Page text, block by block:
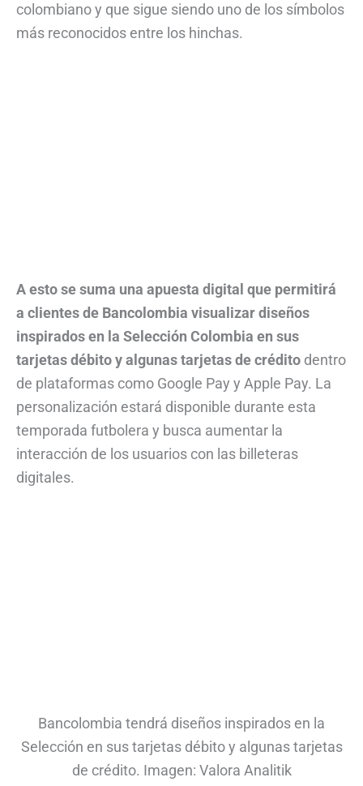
colombiano y que sigue siendo uno de los símbolos
más reconocidos entre los hinchas.
A esto se suma una apuesta digital que permitirá
a clientes de Bancolombia visualizar diseños
inspirados en la Selección Colombia en sus
tarjetas débito y algunas tarjetas de crédito dentro
de plataformas como Google Pay y Apple Pay. La
personalización estará disponible durante esta
temporada futbolera y busca aumentar la
interacción de los usuarios con las billeteras
digitales.
Bancolombia tendrá diseños inspirados en la
Selección en sus tarjetas débito y algunas tarjetas
de crédito. Imagen: Valora Analitik